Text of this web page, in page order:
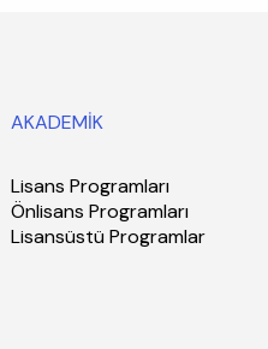
AKADEMİK
Lisans Programları
Önlisans Programları
Lisansüstü Programlar